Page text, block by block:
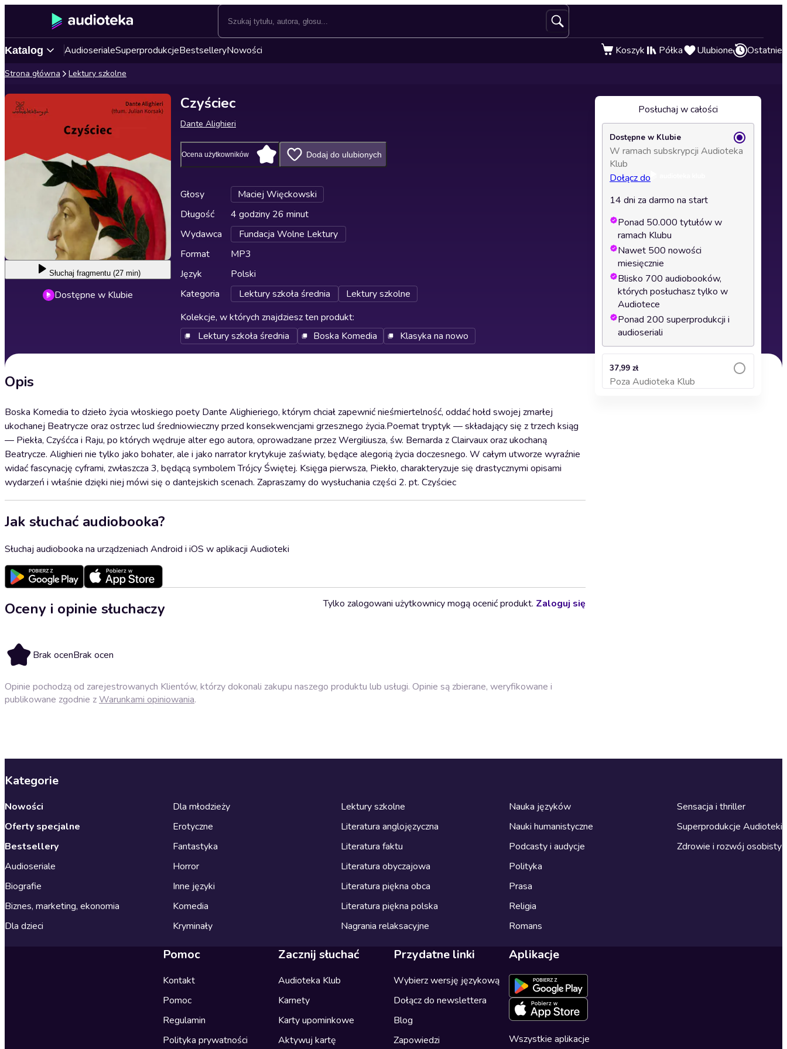
Katalog AudioserialeSuperprodukcjeBestselleryNowości Koszyk Półka Ulubione Ostatnie
Strona główna Lektury szkolne
Słuchaj fragmentu (27 min)
Dostępne w Klubie
Czyściec
Dante Alighieri
Ocena użytkowników Dodaj do ulubionych
Głosy
Maciej Więckowski
Długość
4 godziny 26 minut
Wydawca
Fundacja Wolne Lektury
Format
MP3
Język
Polski
Kategoria
Lektury szkoła średnia
Lektury szkolne
Kolekcje, w których znajdziesz ten produkt:
Lektury szkoła średnia
Boska Komedia Klasyka na nowo
Opis
Boska Komedia to dzieło życia włoskiego poety Dante Alighieriego, którym chciał zapewnić nieśmiertelność, oddać hołd swojej zmarłej
ukochanej Beatrycze oraz ostrzec lud średniowieczny przed konsekwencjami grzesznego życia.Poemat tryptyk — składający się z trzech ksiąg
— Piekła, Czyśćca i Raju, po których wędruje alter ego autora, oprowadzane przez Wergiliusza, św. Bernarda z Clairvaux oraz ukochaną
Beatrycze. Alighieri nie tylko jako bohater, ale i jako narrator krytykuje zaświaty, będące alegorią życia doczesnego. W całym utworze wyraźnie
widać fascynację cyframi, zwłaszcza 3, będącą symbolem Trójcy Świętej. Księga pierwsza, Piekło, charakteryzuje się drastycznymi opisami
wydarzeń i właśnie dzięki niej mówi się o dantejskich scenach. Zapraszamy do wysłuchania części 2. pt. Czyściec
Jak słuchać audiobooka?
Słuchaj audiobooka na urządzeniach Android i iOS w aplikacji Audioteki
Oceny i opinie słuchaczy
Brak ocenBrak ocen
Tylko zalogowani użytkownicy mogą ocenić produkt. Zaloguj się
Opinie pochodzą od zarejestrowanych Klientów, którzy dokonali zakupu naszego produktu lub usługi. Opinie są zbierane, weryfikowane i
publikowane zgodnie zWarunkami opiniowania.
Posłuchaj w całości
Dostępne w Klubie
W ramach subskrypcji Audioteka
Klub
Dołącz do
14 dni za darmo na start
Ponad 50.000 tytułów w
ramach Klubu
Nawet 500 nowości
miesięcznie
Blisko 700 audiobooków,
których posłuchasz tylko w
Audiotece
Ponad 200 superprodukcji i
audioseriali
37,99 zł
Poza Audioteka Klub
Dodaj do koszyka
Kategorie
Nowości
Oferty specjalne
Bestsellery
Audioseriale
Biografie
Biznes, marketing, ekonomia
Dla dzieci
Dla młodzieży
Erotyczne
Fantastyka
Horror
Inne języki
Komedia
Kryminały
Lektury szkolne
Literatura anglojęzyczna
Literatura faktu
Literatura obyczajowa
Literatura piękna obca
Literatura piękna polska
Nagrania relaksacyjne
Nauka języków
Nauki humanistyczne
Podcasty i audycje
Polityka
Prasa
Religia
Romans
Sensacja i thriller
Superprodukcje Audioteki
Zdrowie i rozwój osobisty
Pomoc
Kontakt
Pomoc
Regulamin
Polityka prywatności
Zacznij słuchać
Audioteka Klub
Karnety
Karty upominkowe
Aktywuj kartę
Przydatne linki
Wybierz wersję językową
Dołącz do newslettera
Blog
Zapowiedzi
Aplikacje
Wszystkie aplikacje